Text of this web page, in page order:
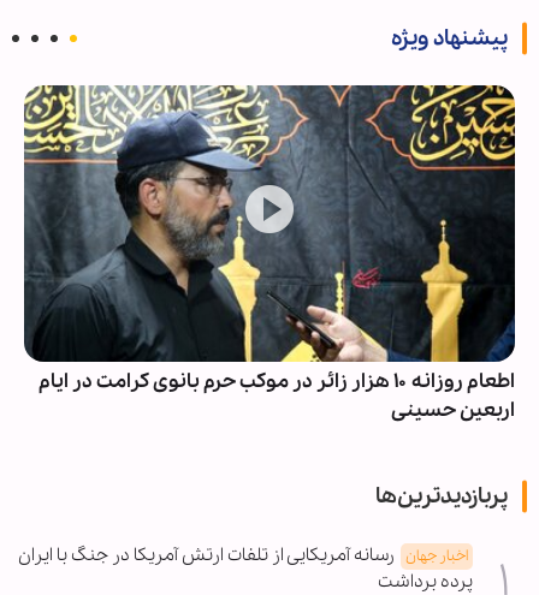
پیشنهاد ویژه
اطعام روزانه ۱۰ هزار زائر در موکب حرم بانوی کرامت در ایام
اربعین حسینی
پربازدیدترین‌ها
اخبار جهان رسانه آمریکایی از تلفات ارتش آمریکا در جنگ با ایران
پرده برداشت